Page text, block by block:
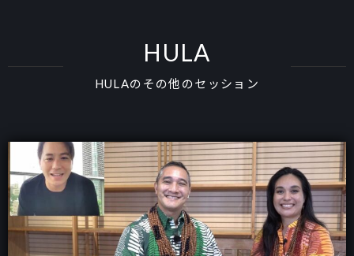
HULA
HULAのその他のセッション